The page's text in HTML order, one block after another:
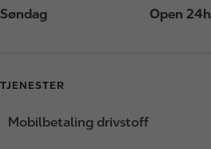
Søndag
Open 24h
TJENESTER
Mobilbetaling drivstoff